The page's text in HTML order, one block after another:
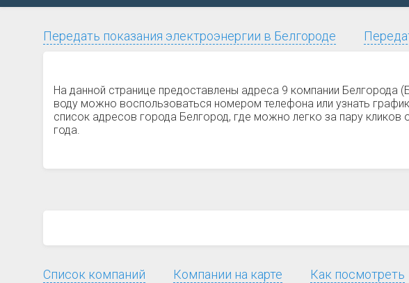
Передать показания электроэнергии в Белгороде
На данной странице предоставлены адреса 9 компании
воду можно воспользоваться номером телефона или узнать
список адресов города Белгород, где можно легко за пару
года.
Список компаний Компании на карте Как посмотреть